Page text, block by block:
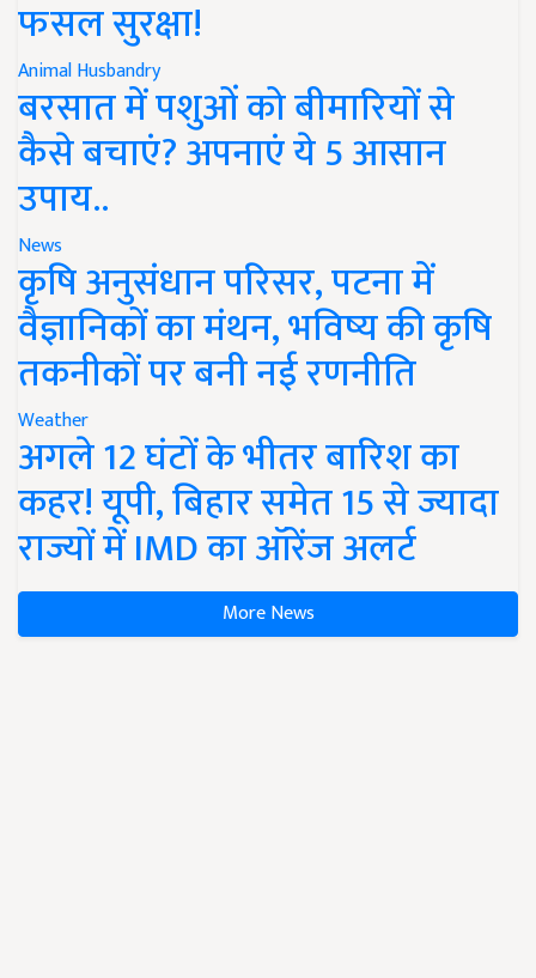
फसल सुरक्षा!
Animal Husbandry
बरसात में पशुओं को बीमारियों से
कैसे बचाएं? अपनाएं ये 5 आसान
उपाय..
News
कृषि अनुसंधान परिसर, पटना में
वैज्ञानिकों का मंथन, भविष्य की कृषि
तकनीकों पर बनी नई रणनीति
Weather
अगले 12 घंटों के भीतर बारिश का
कहर! यूपी, बिहार समेत 15 से ज्यादा
राज्यों में IMD का ऑरेंज अलर्ट
More News